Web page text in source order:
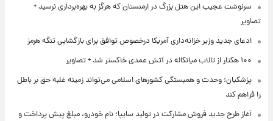
سرنوشت عجیب این هتل بزرگ در ارمنستان که هرگز به بهره‌برداری نرسید +
تصاویر
ادعای جدید وزیر خزانه‌داری آمریکا درخصوص توافق برای بازگشایی تنگه هرمز
۱۰۰ هکتار از تالاب میانکاله در آتش عمدی خاکستر شد + تصاویر
پزشکیان: وحدت و همبستگی کشورهای اسلامی می‌تواند زمینه غلبه حق بر باطل
را فراهم کند
آغاز طرح جدید فروش مشارکت در تولید سایپا؛ نام خودرو، مبلغ پیش پرداخت و